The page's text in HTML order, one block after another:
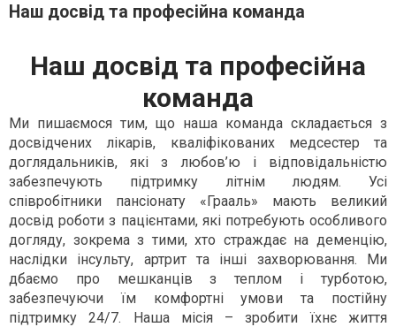
Наш досвід та професійна команда
Наш досвід та професійна
команда
Ми пишаємося тим, що наша команда складається з
досвідчених лікарів, кваліфікованих медсестер та
доглядальників, які з любов’ю і відповідальністю
забезпечують підтримку літнім людям. Усі
співробітники пансіонату «Грааль» мають великий
досвід роботи з пацієнтами, які потребують особливого
догляду, зокрема з тими, хто страждає на деменцію,
наслідки інсульту, артрит та інші захворювання. Ми
дбаємо про мешканців з теплом і турботою,
забезпечуючи їм комфортні умови та постійну
підтримку 24/7. Наша місія – зробити їхнє життя